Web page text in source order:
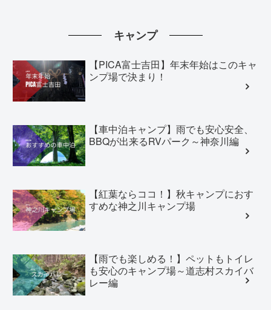
キャンプ
【PICA富士吉田】年末年始はこのキャ
ンプ場で決まり！
【車中泊キャンプ】雨でも安心安全、
BBQが出来るRVパーク～神奈川編
【紅葉ならココ！】秋キャンプにおす
すめな神之川キャンプ場
【雨でも楽しめる！】ペットもトイレ
も安心のキャンプ場～道志村スカイバ
レー編